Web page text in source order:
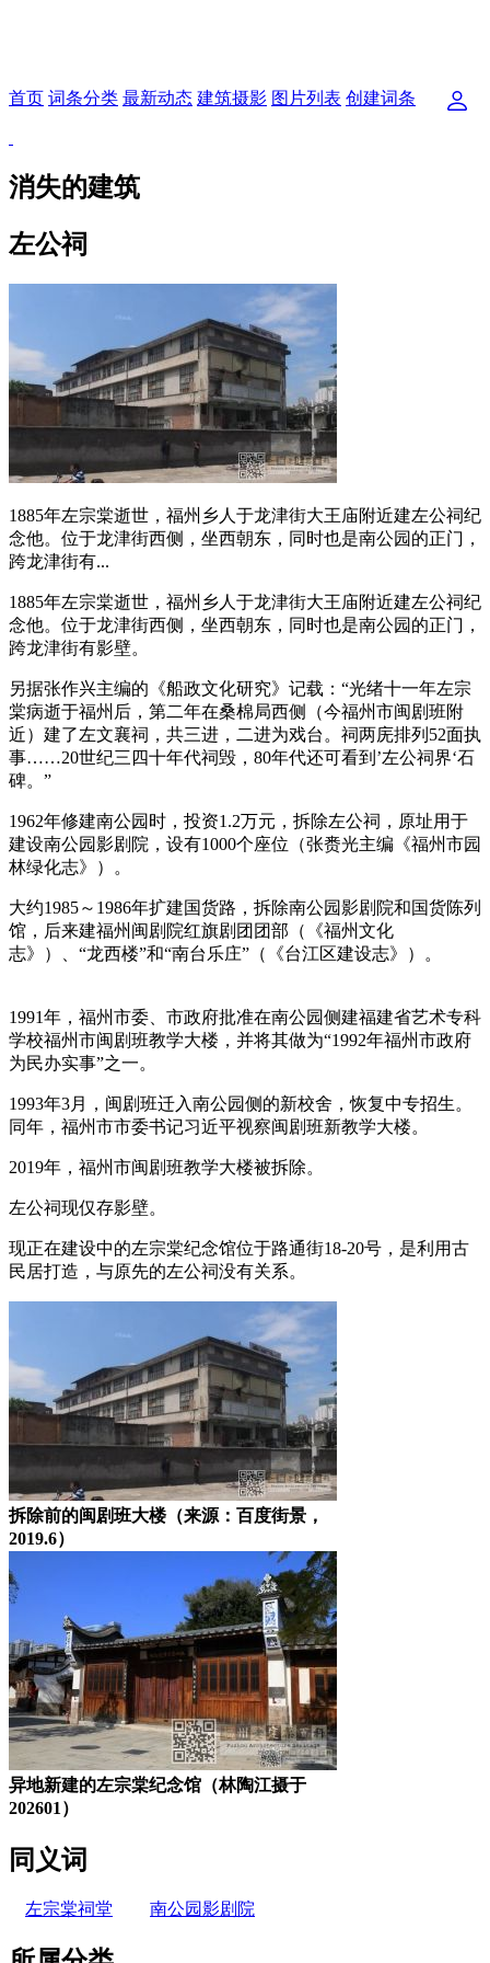
首页 词条分类 最新动态 建筑摄影 图片列表 创建词条
消失的建筑
左公祠
1885年左宗棠逝世，福州乡人于龙津街大王庙附近建左公祠纪
念他。位于龙津街西侧，坐西朝东，同时也是南公园的正门，
跨龙津街有...
1885年左宗棠逝世，福州乡人于龙津街大王庙附近建左公祠纪
念他。位于龙津街西侧，坐西朝东，同时也是南公园的正门，
跨龙津街有影壁。
另据张作兴主编的《船政文化研究》记载：“光绪十一年左宗
棠病逝于福州后，第二年在桑棉局西侧（今福州市闽剧班附
近）建了左文襄祠，共三进，二进为戏台。祠两庑排列52面执
事……20世纪三四十年代祠毁，80年代还可看到’左公祠界‘石
碑。”
1962年修建南公园时，投资1.2万元，拆除左公祠，原址用于
建设南公园影剧院，设有1000个座位（张赉光主编《福州市园
林绿化志》）。
大约1985～1986年扩建国货路，拆除南公园影剧院和国货陈列
馆，后来建福州闽剧院红旗剧团团部（《福州文化
志》）、“龙西楼”和“南台乐庄”（《台江区建设志》）。
1991年，福州市委、市政府批准在南公园侧建福建省艺术专科
学校福州市闽剧班教学大楼，并将其做为“1992年福州市政府
为民办实事”之一。
1993年3月，闽剧班迁入南公园侧的新校舍，恢复中专招生。
同年，福州市市委书记习近平视察闽剧班新教学大楼。
2019年，福州市闽剧班教学大楼被拆除。
左公祠现仅存影壁。
现正在建设中的左宗棠纪念馆位于路通街18-20号，是利用古
民居打造，与原先的左公祠没有关系。
拆除前的闽剧班大楼（来源：百度街景，
2019.6）
异地新建的左宗棠纪念馆（林陶江摄于
202601）
同义词
左宗棠祠堂 南公园影剧院